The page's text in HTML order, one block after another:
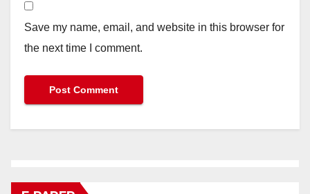
Save my name, email, and website in this browser for
the next time I comment.